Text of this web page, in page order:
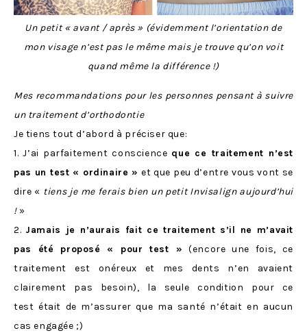
Un petit « avant / après » (évidemment l’orientation de
mon visage n’est pas le même mais je trouve qu’on voit
quand même la différence !)
Mes recommandations pour les personnes pensant à suivre
un traitement d’orthodontie
Je tiens tout d’abord à préciser que:
1. J’ai parfaitement conscience que ce traitement n’est
pas un test « ordinaire » et que peu d’entre vous vont se
dire « tiens je me ferais bien un petit Invisalign aujourd’hui
!»
2. Jamais je n’aurais fait ce traitement s’il ne m’avait
pas été proposé « pour test » (encore une fois, ce
traitement est onéreux et mes dents n’en avaient
clairement pas besoin), la seule condition pour ce
test était de m’assurer que ma santé n’était en aucun
cas engagée ;)